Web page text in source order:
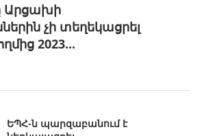
Արցախի
չի տեղեկացրել
2023...
ԵՊՀ-ն պարզաբանում է